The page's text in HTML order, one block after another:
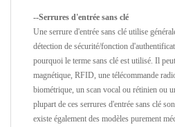
--Serrures d'entrée sans clé
Une serrure d'entrée sans clé utilise
détection de sécurité/fonction
pourquoi le terme sans clé est utilisé. Il
magnétique, RFID, une télécommande
biométrique, un scan vocal ou rétinien ou
plupart de ces serrures d'entrée sans clé
existe également des modèles purement